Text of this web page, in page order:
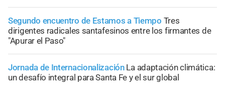
Segundo encuentro de Estamos a Tiempo Tres
dirigentes radicales santafesinos entre los firmantes de
"Apurar el Paso"
Jornada de Internacionalización La adaptación climática:
un desafío integral para Santa Fe y el sur global